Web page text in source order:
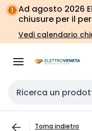
Vai alla
navigazione
Vai
alla
pagina
Ad agosto 2026
chiusure per il
Vedi calendario
Cerca input
Torna indietro